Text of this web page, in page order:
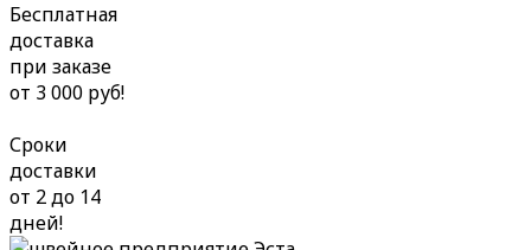
Бесплатная
доставка
при заказе
от 3 000 руб!
Сроки
доставки
от 2 до 14
дней!